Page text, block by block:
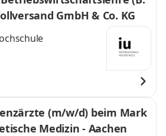
GmbH & Co. KG
(m/w/d) beim Mark
Medizin - Aachen